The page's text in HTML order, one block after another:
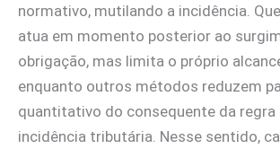
normativo, mutilando a incidência.
atua em momento posterior ao
obrigação, mas limita o próprio
enquanto outros métodos reduzem
quantitativo do consequente da
incidência tributária. Nesse sentido,